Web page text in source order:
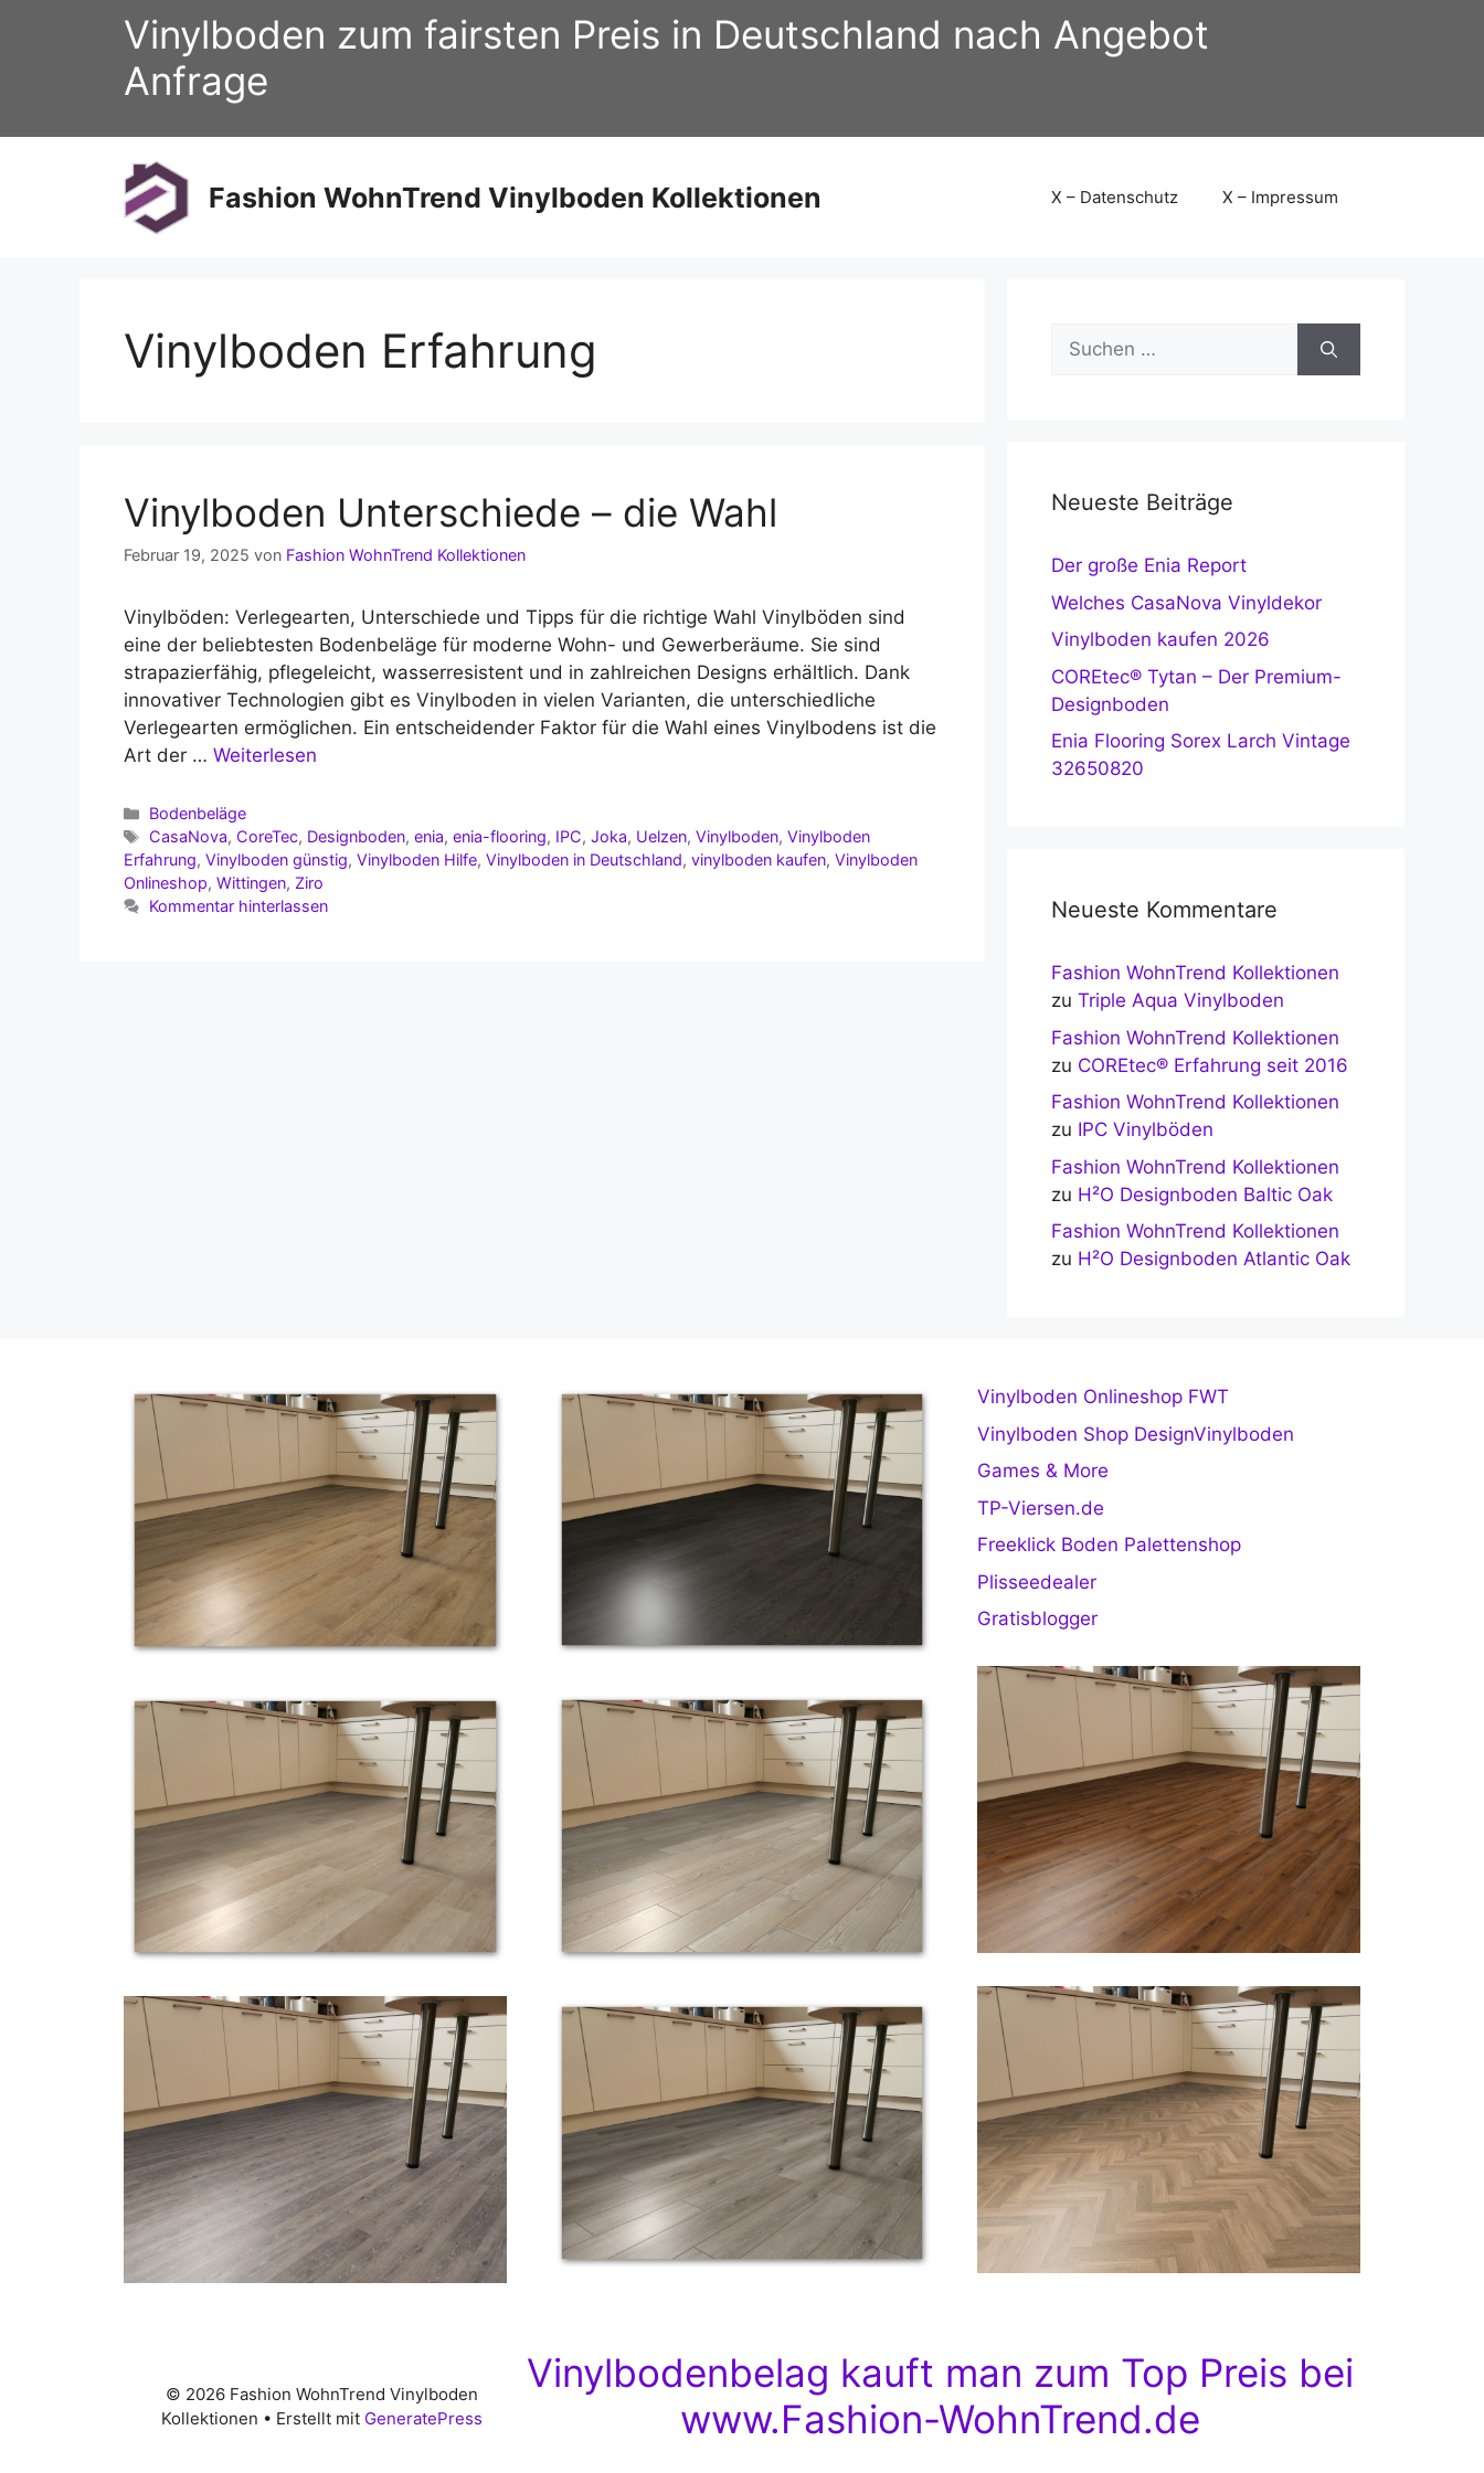
Vinylboden zum fairsten Preis in Deutschland nach Angebot
Anfrage
Fashion WohnTrend Vinylboden Kollektionen X – Datenschutz X – Impressum
Vinylboden Erfahrung
Vinylboden Unterschiede – die Wahl
Februar 19, 2025 von Fashion WohnTrend Kollektionen
Vinylböden: Verlegearten, Unterschiede und Tipps für die richtige Wahl Vinylböden sind
eine der beliebtesten Bodenbeläge für moderne Wohn- und Gewerberäume. Sie sind
strapazierfähig, pflegeleicht, wasserresistent und in zahlreichen Designs erhältlich. Dank
innovativer Technologien gibt es Vinylboden in vielen Varianten, die unterschiedliche
Verlegearten ermöglichen. Ein entscheidender Faktor für die Wahl eines Vinylbodens ist die
Art der … Weiterlesen
Kategorien
Bodenbeläge
Schlagwörter
CasaNova, CoreTec, Designboden,enia,enia-flooring, IPC,Joka, Uelzen,Vinylboden,Vinylboden
Erfahrung, Vinylboden günstig, Vinylboden Hilfe, Vinylboden in Deutschland, vinylboden kaufen, Vinylboden
Onlineshop, Wittingen, Ziro
Kommentar hinterlassen
Suchen
nach:
Neueste Beiträge
Der große Enia Report
Welches CasaNova Vinyldekor
Vinylboden kaufen 2026
COREtec® Tytan – Der Premium-
Designboden
Enia Flooring Sorex Larch Vintage
32650820
Neueste Kommentare
Fashion WohnTrend Kollektionen
zu Triple Aqua Vinylboden
Fashion WohnTrend Kollektionen
zu COREtec® Erfahrung seit 2016
Fashion WohnTrend Kollektionen
zu IPC Vinylböden
Fashion WohnTrend Kollektionen
zu H²O Designboden Baltic Oak
Fashion WohnTrend Kollektionen
zu H²O Designboden Atlantic Oak
Vinylboden Onlineshop FWT
Vinylboden Shop DesignVinylboden
Games & More
TP-Viersen.de
Freeklick Boden Palettenshop
Plisseedealer
Gratisblogger
Vinylbodenbelag kauft man zum Top Preis bei
www.Fashion-WohnTrend.de
© 2026 Fashion WohnTrend Vinylboden
Kollektionen • Erstellt mit GeneratePress